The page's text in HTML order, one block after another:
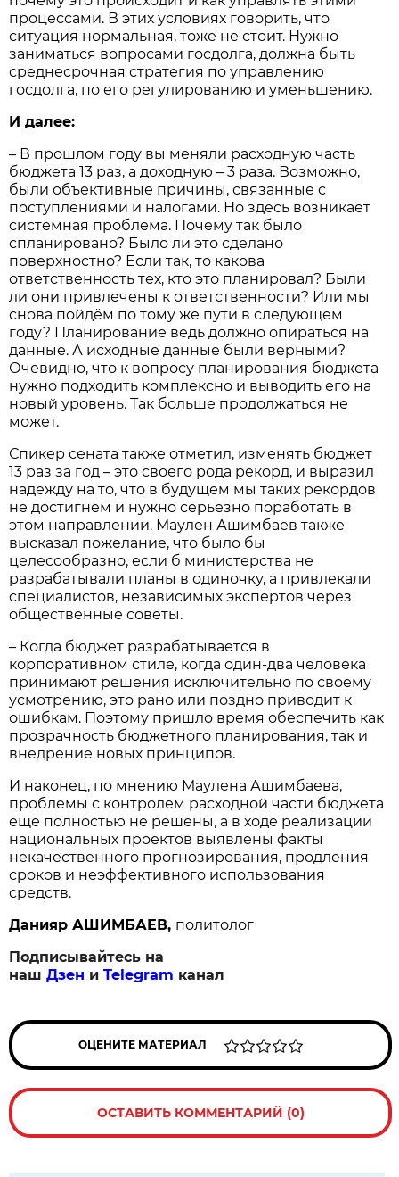
процессами. В этих условиях говорить, что
ситуация нормальная, тоже не стоит. Нужно
заниматься вопросами госдолга, должна быть
среднесрочная стратегия по управлению
госдолга, по его регулированию и уменьшению.
И далее:
– В прошлом году вы меняли расходную часть
бюджета 13 раз, а доходную – 3 раза. Возможно,
были объективные причины, связанные с
поступлениями и налогами. Но здесь возникает
системная проблема. Почему так было
спланировано? Было ли это сделано
поверхностно? Если так, то какова
ответственность тех, кто это планировал? Были
ли они привлечены к ответственности? Или мы
снова пойдём по тому же пути в следующем
году? Планирование ведь должно опираться на
данные. А исходные данные были верными?
Очевидно, что к вопросу планирования бюджета
нужно подходить комплексно и выводить его на
новый уровень. Так больше продолжаться не
может.
Спикер сената также отметил, изменять бюджет
13 раз за год – это своего рода рекорд, и выразил
надежду на то, что в будущем мы таких рекордов
не достигнем и нужно серьезно поработать в
этом направлении. Маулен Ашимбаев также
высказал пожелание, что было бы
целесообразно, если б министерства не
разрабатывали планы в одиночку, а привлекали
специалистов, независимых экспертов через
общественные советы.
– Когда бюджет разрабатывается в
корпоративном стиле, когда один-два человека
принимают решения исключительно по своему
усмотрению, это рано или поздно приводит к
ошибкам. Поэтому пришло время обеспечить как
прозрачность бюджетного планирования, так и
внедрение новых принципов.
И наконец, по мнению Маулена Ашимбаева,
проблемы с контролем расходной части бюджета
ещё полностью не решены, а в ходе реализации
национальных проектов выявлены факты
некачественного прогнозирования, продления
сроков и неэффективного использования
средств.
Данияр АШИМБАЕВ, политолог
Подписывайтесь на
нашДзен иTelegram канал
ОЦЕНИТЕ МАТЕРИАЛ
ОСТАВИТЬ КОММЕНТАРИЙ (0)